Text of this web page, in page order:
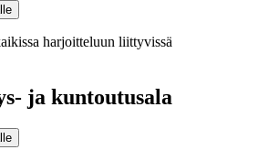
harjoitteluun liittyvissä
ja kuntoutusala